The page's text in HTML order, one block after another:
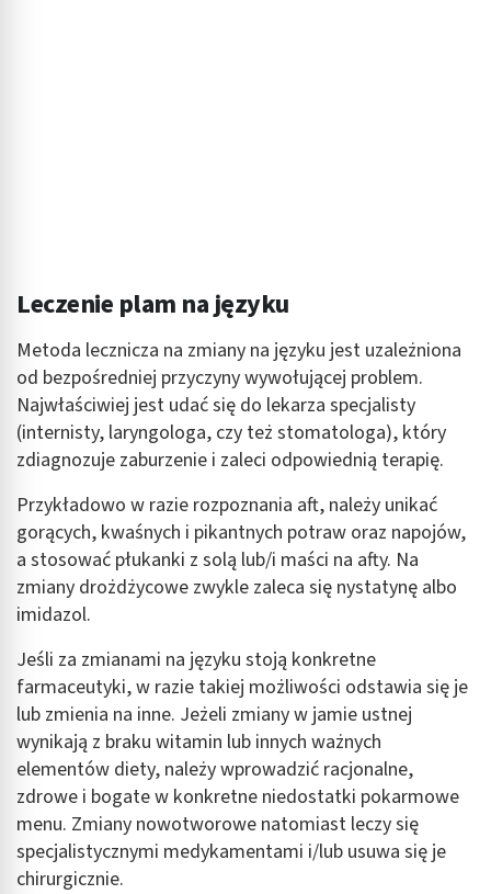
Leczenie plam na języku
Metoda lecznicza na zmiany na języku jest uzależniona
od bezpośredniej przyczyny wywołującej problem.
Najwłaściwiej jest udać się do lekarza specjalisty
(internisty, laryngologa, czy też stomatologa), który
zdiagnozuje zaburzenie i zaleci odpowiednią terapię.
Przykładowo w razie rozpoznania aft, należy unikać
gorących, kwaśnych i pikantnych potraw oraz napojów,
a stosować płukanki z solą lub/i maści na afty. Na
zmiany drożdżycowe zwykle zaleca się nystatynę albo
imidazol.
Jeśli za zmianami na języku stoją konkretne
farmaceutyki, w razie takiej możliwości odstawia się je
lub zmienia na inne. Jeżeli zmiany w jamie ustnej
wynikają z braku witamin lub innych ważnych
elementów diety, należy wprowadzić racjonalne,
zdrowe i bogate w konkretne niedostatki pokarmowe
menu. Zmiany nowotworowe natomiast leczy się
specjalistycznymi medykamentami i/lub usuwa się je
chirurgicznie.